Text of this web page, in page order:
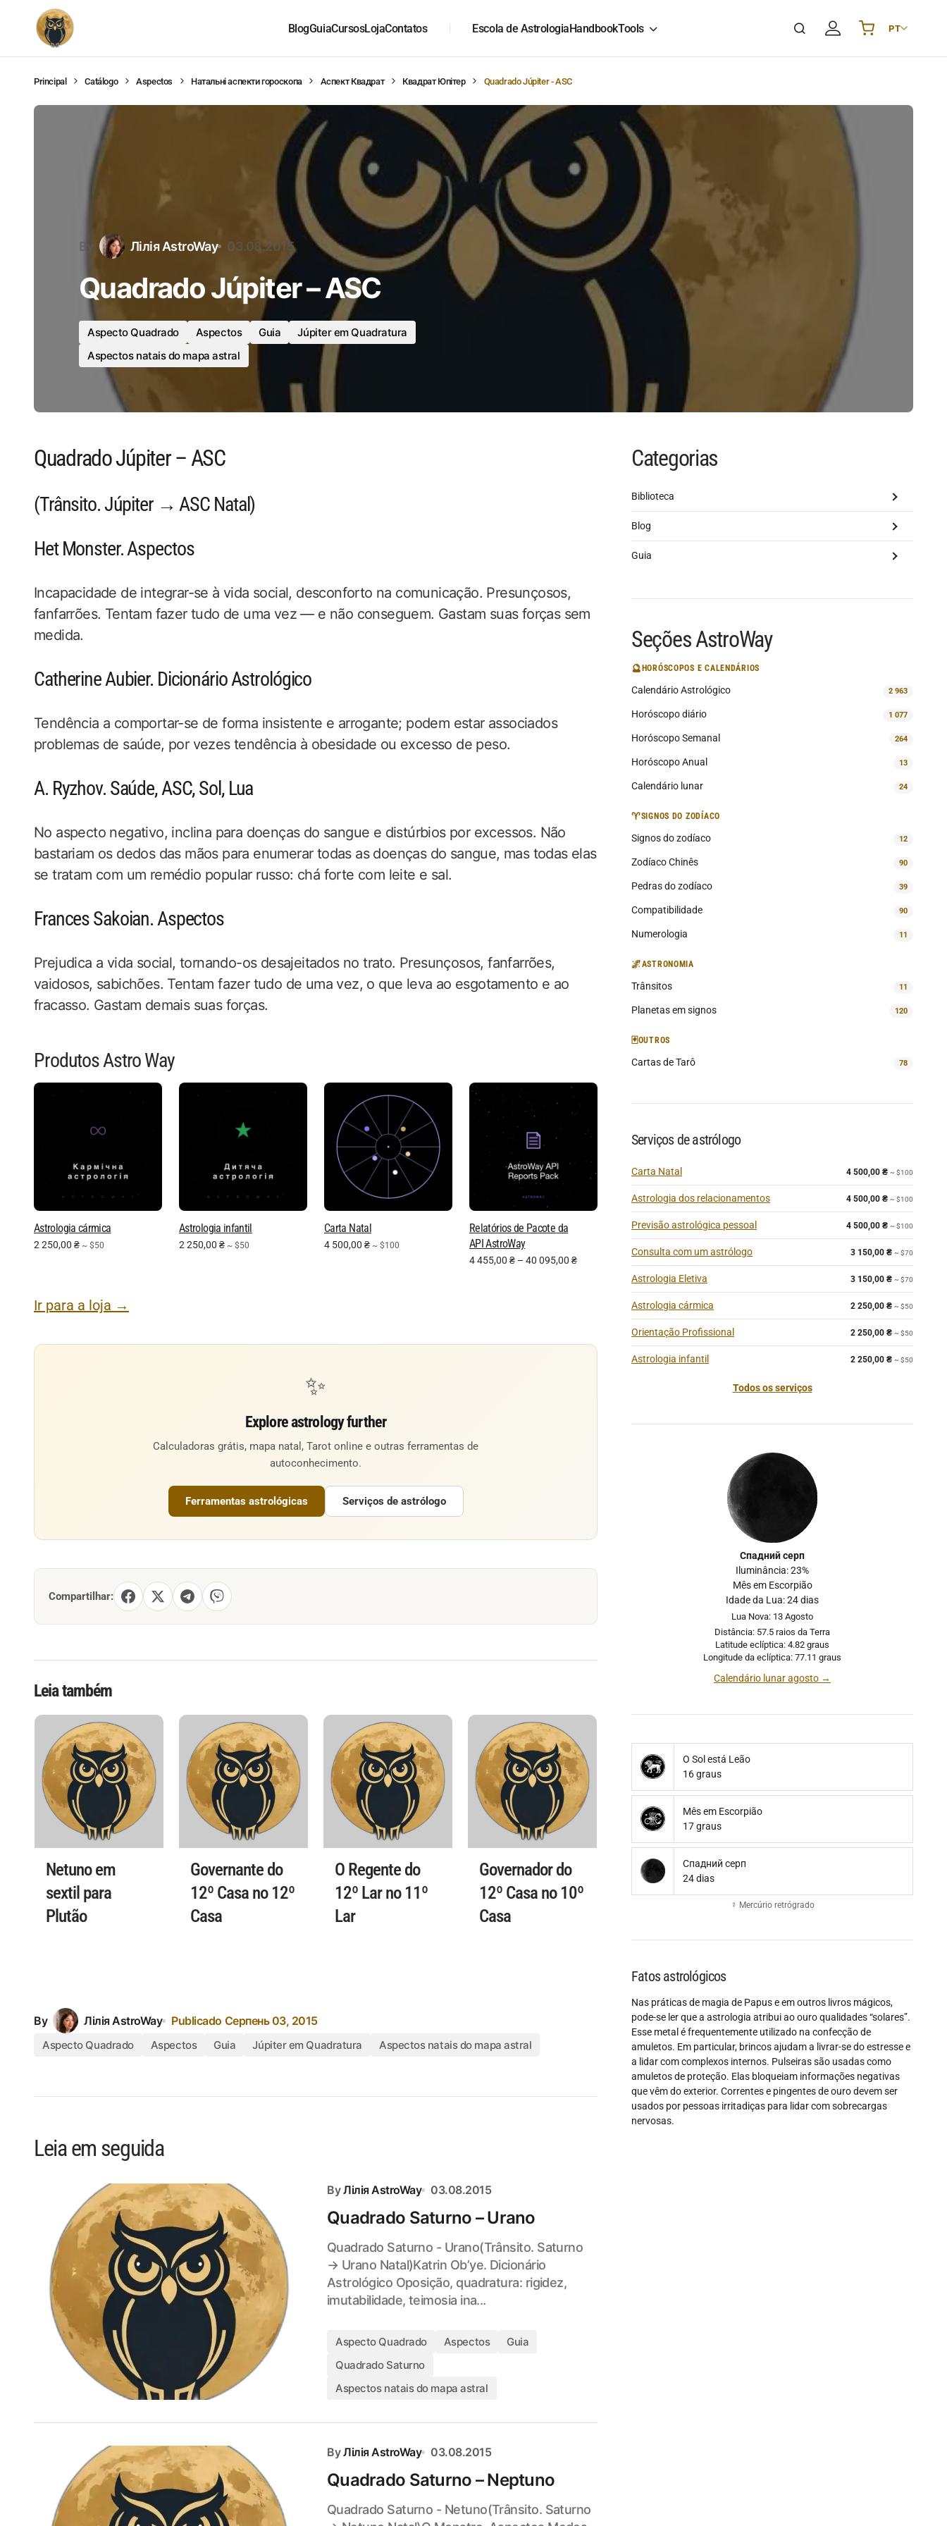
BlogGuiaCursosLojaContatos Escola de AstrologiaHandbookTools PT
UA Українська
Principal Catálogo Aspectos Натальні аспекти гороскопа Аспект Квадрат Квадрат Юпітер Quadrado Júpiter - ASC
By Лілія AstroWay 03.08.2015
Quadrado Júpiter – ASC
Aspecto Quadrado Aspectos Guia
Júpiter em Quadratura
Aspectos natais do mapa astral
Quadrado Júpiter – ASC
(Trânsito. Júpiter → ASC Natal)
Het Monster. Aspectos
Incapacidade de integrar-se à vida social, desconforto na comunicação. Presunçosos,
fanfarrões. Tentam fazer tudo de uma vez — e não conseguem. Gastam suas forças sem
medida.
Catherine Aubier. Dicionário Astrológico
Tendência a comportar-se de forma insistente e arrogante; podem estar associados
problemas de saúde, por vezes tendência à obesidade ou excesso de peso.
A. Ryzhov. Saúde, ASC, Sol, Lua
No aspecto negativo, inclina para doenças do sangue e distúrbios por excessos. Não
bastariam os dedos das mãos para enumerar todas as doenças do sangue, mas todas elas
se tratam com um remédio popular russo: chá forte com leite e sal.
Frances Sakoian. Aspectos
Prejudica a vida social, tornando-os desajeitados no trato. Presunçosos, fanfarrões,
vaidosos, sabichões. Tentam fazer tudo de uma vez, o que leva ao esgotamento e ao
fracasso. Gastam demais suas forças.
Produtos Astro Way
Astrologia cármica
2 250,00 ₴ ~ $50
Astrologia infantil
2 250,00 ₴ ~ $50
Carta Natal
4 500,00 ₴ ~ $100
Relatórios de Pacote da
API AstroWay
4 455,00 ₴ – 40 095,00 ₴
Ir para a loja →
✨
Explore astrology further
Calculadoras grátis, mapa natal, Tarot online e outras ferramentas de
autoconhecimento.
Ferramentas astrológicas Serviços de astrólogo
Compartilhar:
Leia também
Netuno em
sextil para
Plutão
Governante do
12º Casa no 12º
Casa
O Regente do
12º Lar no 11º
Lar
Governador do
12º Casa no 10º
Casa
By Лілія AstroWay Publicado Серпень 03, 2015
Aspecto Quadrado Aspectos Guia Júpiter em Quadratura Aspectos natais do mapa astral
Leia em seguida
By Лілія AstroWay 03.08.2015
Quadrado Saturno – Urano
Quadrado Saturno - Urano(Trânsito. Saturno
→ Urano Natal)Katrin Ob’ye. Dicionário
Astrológico Oposição, quadratura: rigidez,
imutabilidade, teimosia ina...
Aspecto Quadrado Aspectos
Guia
Quadrado Saturno
Aspectos natais do mapa astral
By Лілія AstroWay 03.08.2015
Quadrado Saturno – Neptuno
Quadrado Saturno - Netuno(Trânsito. Saturno
Categorias
Biblioteca
Blog
Guia
Seções AstroWay
🔮HORÓSCOPOS E CALENDÁRIOS
Calendário Astrológico 2 963
Horóscopo diário 1 077
Horóscopo Semanal 264
Horóscopo Anual 13
Calendário lunar 24
♈SIGNOS DO ZODÍACO
Signos do zodíaco 12
Zodíaco Chinês 90
Pedras do zodíaco 39
Compatibilidade 90
Numerologia 11
🌌ASTRONOMIA
Trânsitos 11
Planetas em signos 120
🃏OUTROS
Cartas de Tarô 78
Serviços de astrólogo
Carta Natal 4 500,00 ₴ ~ $100
Astrologia dos relacionamentos 4 500,00 ₴ ~ $100
Previsão astrológica pessoal 4 500,00 ₴ ~ $100
Consulta com um astrólogo 3 150,00 ₴ ~ $70
Astrologia Eletiva 3 150,00 ₴ ~ $70
Astrologia cármica 2 250,00 ₴ ~ $50
Orientação Profissional 2 250,00 ₴ ~ $50
Astrologia infantil 2 250,00 ₴ ~ $50
Todos os serviços
Спадний серп
Iluminância: 23%
Mês em Escorpião
Idade da Lua: 24 dias
Lua Nova: 13 Agosto
Distância: 57.5 raios da Terra
Latitude eclíptica: 4.82 graus
Longitude da eclíptica: 77.11 graus
Calendário lunar agosto →
O Sol está Leão
16 graus
Mês em Escorpião
17 graus
Спадний серп
24 dias
☿ Mercúrio retrógrado
Fatos astrológicos
Nas práticas de magia de Papus e em outros livros mágicos,
pode-se ler que a astrologia atribui ao ouro qualidades “solares”.
Esse metal é frequentemente utilizado na confecção de
amuletos. Em particular, brincos ajudam a livrar-se do estresse e
a lidar com complexos internos. Pulseiras são usadas como
amuletos de proteção. Elas bloqueiam informações negativas
que vêm do exterior. Correntes e pingentes de ouro devem ser
usados por pessoas irritadiças para lidar com sobrecargas
nervosas.